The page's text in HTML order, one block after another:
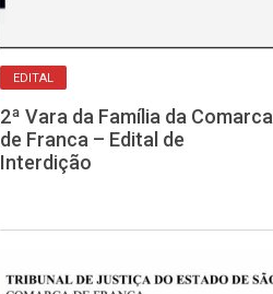
EDITAL
2ª Vara da Família da Comarca
de Franca – Edital de
Interdição